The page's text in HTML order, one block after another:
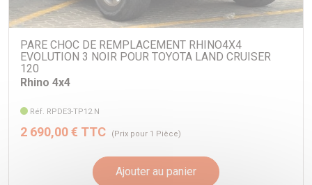
PARE CHOC DE REMPLACEMENT RHINO4X4
EVOLUTION 3 NOIR POUR TOYOTA LAND CRUISER
120
Rhino 4x4
Réf. RPDE3-TP12.N
2 690,00 € TTC (Prix pour 1 Pièce)
Ajouter au panier